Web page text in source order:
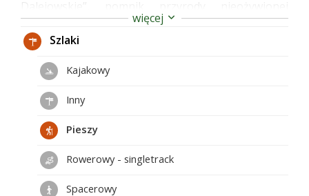
tworzący kilka grup skalnych piaskowca
dolnotriasowego o szerokości ok. 30 m, długości
130 m i wysokości od 1 do 4 m. Pomiędzy skałami
wykształciły się przejścia wyglądające jak korytarze
stworzone przez człowieka. Ciekawym miejscem jest
„Brama Piekielna”, czyli kolejny pomnik przyrody
nieożywionej tworzony przez bloki piaskowca
triasowego ułożone w formie bramy skalnej o
długości ok. 3 m i wysokości 1,5-2,5 m.
Pierwszym z rezerwatów na trasie szlaku jest
„Dalejów”– rezerwat leśny utworzony w 1978 r. na
więcej
Szlaki
Kajakowy
Inny
Pieszy
Rowerowy - singletrack
Spacerowy